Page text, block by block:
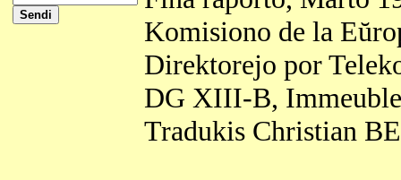
Komisiono de la
Direktorejo por
DG XIII-B,
Tradukis Christian